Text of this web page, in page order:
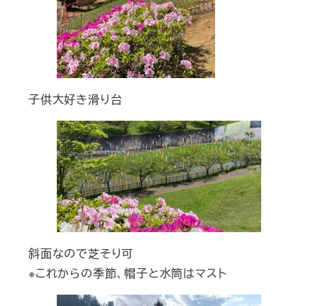
子供大好き滑り台
斜面なので芝そり可
※これからの季節、帽子と水筒はマスト